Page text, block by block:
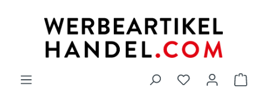
Du hast 0